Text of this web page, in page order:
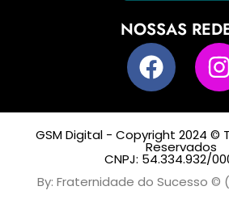
NOSSAS
GSM Digital - Copyright 2024 ©
Reservados
CNPJ: 54.334.932/
By: Fraternidade do Sucesso ©